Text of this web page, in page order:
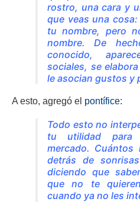
rostro, una cara y
que veas una
tu nombre, pero
nombre. De
conocido,
sociales, se
le asocian gustos y
A esto, agregó el pontífice:
Todo esto no
tu utilidad para
mercado. Cuántos
detrás de
diciendo que
que no te quieren
cuando ya no les